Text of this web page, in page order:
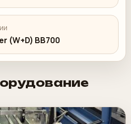
(W+D) BB700